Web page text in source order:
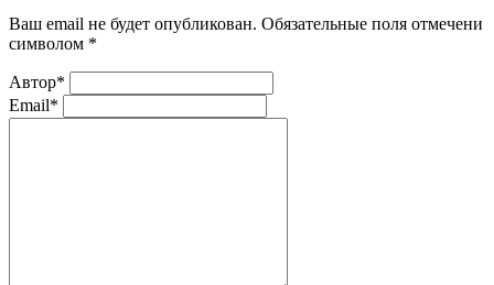
Ваш email не будет опубликован. Обязательные поля отмечени
символом *
Автор*
Email*